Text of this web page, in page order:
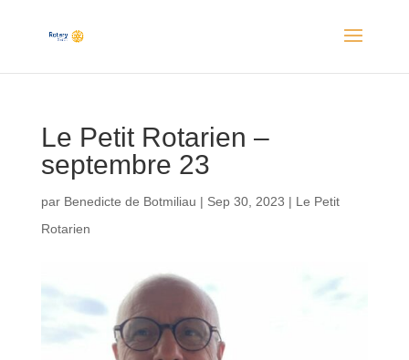
Le Petit Rotarien –
septembre 23
par Benedicte de Botmiliau | Sep 30, 2023 | Le Petit
Rotarien